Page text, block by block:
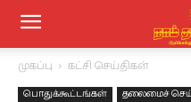
முகப்பு கட்சி செய்திகள்
பொதுக்கூட்டங்கள் தலைமைச்